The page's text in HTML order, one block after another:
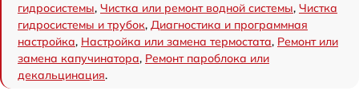
гидросистемы, Чистка или ремонт водной системы, Чистка
гидросистемы и трубок, Диагностика и программная
настройка, Настройка или замена термостата, Ремонт или
замена капучинатора, Ремонт пароблока или
декальцинация.